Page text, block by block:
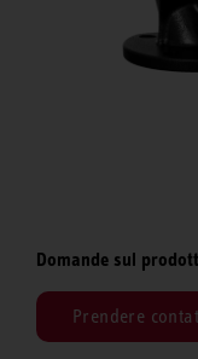
Domande sul
Prendere